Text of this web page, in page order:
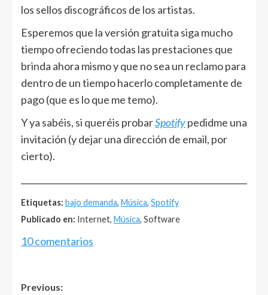
los sellos discográficos de los artistas.
Esperemos que la versión gratuita siga mucho
tiempo ofreciendo todas las prestaciones que
brinda ahora mismo y que no sea un reclamo para
dentro de un tiempo hacerlo completamente de
pago (que es lo que me temo).
Y ya sabéis, si queréis probarSpotifypedidme una
invitación (y dejar una dirección de email, por
cierto).
Etiquetas: bajo demanda, Música, Spotify
Publicado en: Internet, Música, Software
10 comentarios
Post
Previous: